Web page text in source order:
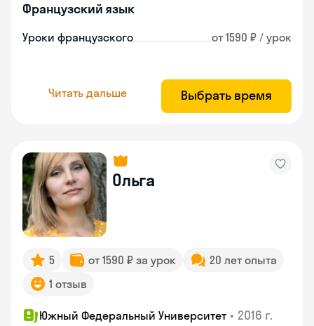
Французский язык
Уроки французского от 1590 ₽ / урок
Читать дальше Выбрать время
Ольга
5 от 1590 ₽ за урок
20 лет опыта
1 отзыв
Южный Федеральный Университет • 2016 г.